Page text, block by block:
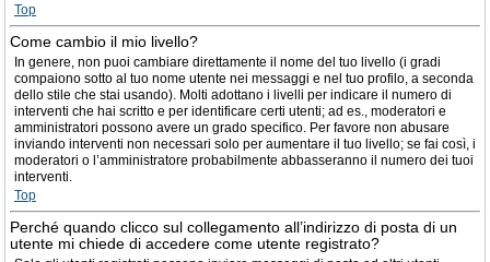
Top
Come cambio il mio livello?
In genere, non puoi cambiare direttamente il nome del tuo livello (i gradi
compaiono sotto al tuo nome utente nei messaggi e nel tuo profilo, a seconda
dello stile che stai usando). Molti adottano i livelli per indicare il numero di
interventi che hai scritto e per identificare certi utenti; ad es., moderatori e
amministratori possono avere un grado specifico. Per favore non abusare
inviando interventi non necessari solo per aumentare il tuo livello; se fai così, i
moderatori o l’amministratore probabilmente abbasseranno il numero dei tuoi
interventi.
Top
Perché quando clicco sul collegamento all’indirizzo di posta di un
utente mi chiede di accedere come utente registrato?